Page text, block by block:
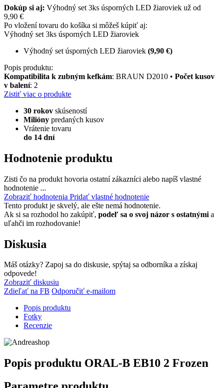
Dokúp si aj: Výhodný set 3ks úsporných LED žiaroviek už od
9,90 €
Po vložení tovaru do košíka si môžeš kúpiť aj:
Výhodný set 3ks úsporných LED žiaroviek
Výhodný set úsporných LED žiaroviek (9,90 €)
Popis produktu:
Kompatibilita k zubným kefkám: BRAUN D2010 • Počet kusov
v balení: 2
Zistiť viac o produkte
30 rokov skúseností
Milióny predaných kusov
Vrátenie tovaru
do 14 dní
Hodnotenie produktu
Zisti čo na produkt hovoria ostatní zákazníci alebo napíš vlastné
hodnotenie ...
Zobraziť hodnotenia Pridať vlastné hodnotenie
Tento produkt je skvelý, ale ešte nemá hodnotenie.
Ak si sa rozhodol ho zakúpiť, podeľ sa o svoj názor s ostatnými a
uľahči im rozhodovanie!
Diskusia
Máš otázky? Zapoj sa do diskusie, spýtaj sa odborníka a získaj
odpovede!
Zobraziť diskusiu
Zdieľať na FB Odporučiť e-mailom
Popis produktu
Fotky
Recenzie
Popis produktu ORAL-B EB10 2 Frozen